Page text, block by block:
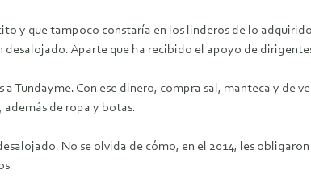
y que tampoco constaría en los linderos de lo
Aparte que ha recibido el apoyo de
Tundayme. Con ese dinero, compra sal, manteca y de
de ropa y botas.
No se olvida de cómo, en el 2014, les